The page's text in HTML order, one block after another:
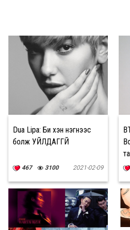
Dua Lipa: Би хэн нэгнээс
болж УЙЛДАГГҮЙ
467 3100 2021-02-09